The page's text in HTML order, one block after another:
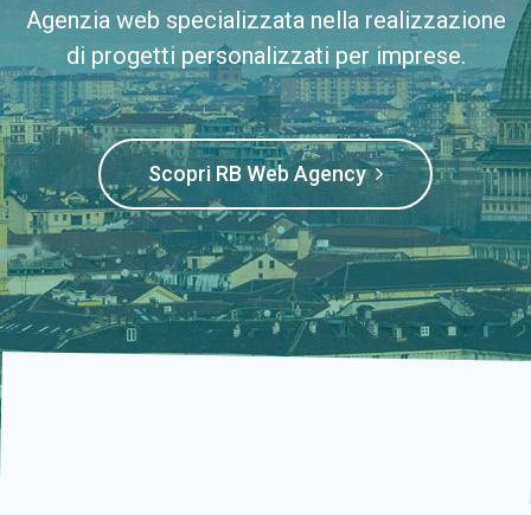
Agenzia web specializzata nella realizzazione
di progetti personalizzati per imprese.
Scopri RB Web Agency